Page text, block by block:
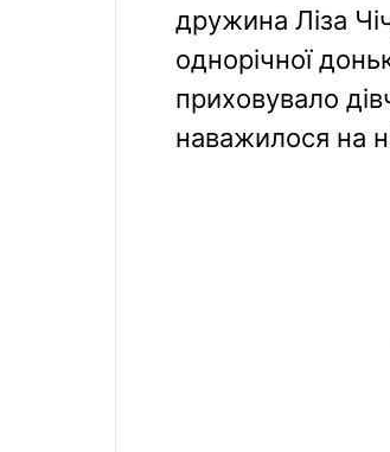
дружина Ліза
однорічної
приховувало
наважилося на